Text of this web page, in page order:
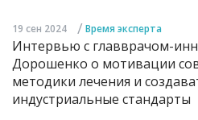
19 сен 2024 / Время эксперта
Интервью с главврачом-
Дорошенко о мотивации
методики лечения и
индустриальные стандарты